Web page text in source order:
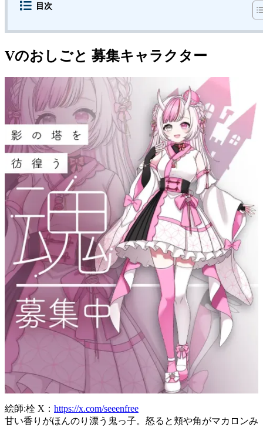
目次
Vのおしごと 募集キャラクター
絵師:栓 X： https://x.com/seeenfree
甘い香りがほんのり漂う鬼っ子。怒ると頬や角がマカロンみ